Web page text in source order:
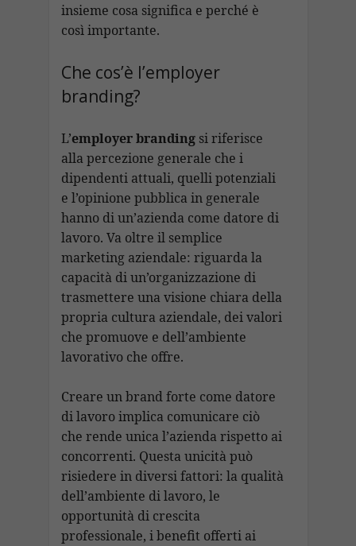
insieme cosa significa e perché è
così importante.
Che cos’è l’employer
branding?
L’employer brandingsi riferisce
alla percezione generale che i
dipendenti attuali, quelli potenziali
e l’opinione pubblica in generale
hanno di un’azienda come datore di
lavoro. Va oltre il semplice
marketing aziendale: riguarda la
capacità di un’organizzazione di
trasmettere una visione chiara della
propria cultura aziendale, dei valori
che promuove e dell’ambiente
lavorativo che offre.
Creare un brand forte come datore
di lavoro implica comunicare ciò
che rende unica l’azienda rispetto ai
concorrenti. Questa unicità può
risiedere in diversi fattori: la qualità
dell’ambiente di lavoro, le
opportunità di crescita
professionale, i benefit offerti ai